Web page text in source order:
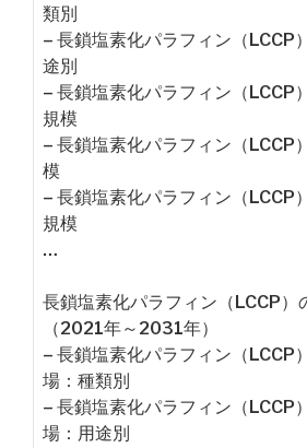
類別
– 長鎖塩素化パラフィン（LCCP
途別
– 長鎖塩素化パラフィン（LCCP
規模
– 長鎖塩素化パラフィン（LCCP
模
– 長鎖塩素化パラフィン（LCCP
規模
…
長鎖塩素化パラフィン（LCCP）
（2021年～2031年）
– 長鎖塩素化パラフィン（LCCP
場：種類別
– 長鎖塩素化パラフィン（LCCP
場：用途別